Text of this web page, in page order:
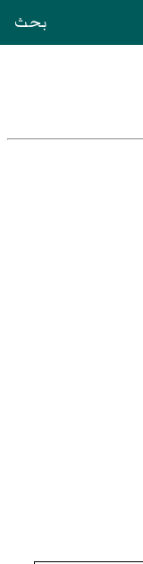
بحث